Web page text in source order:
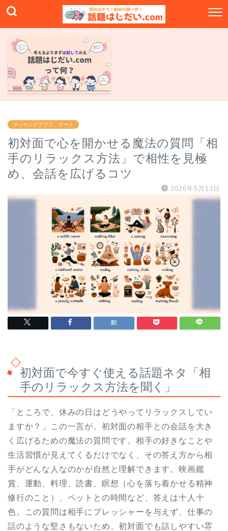
マッチングアプリ、デート
初対面で心を開かせる魔法の質問「相
手のリラックス方法」で相性を見極
め、会話を広げるコツ
2026年5月13日
初対面で今すぐ使える話題ネタ「相
手のリラックス方法を聞く」
「ところで、休みの日はどうやってリラックスしてい
ますか？」この一言が、初対面の相手との会話を大き
く広げるための魔法の質問です。相手の好きなことや
生活習慣が見えてくるだけでなく、その答え方から相
手がどんな人なのかが自然と理解できます。映画鑑
賞、運動、料理、読書、瞑想（心を落ち着かせる精神
修行のこと）、ペットとの時間など、答えは十人十
色。この質問は相手にプレッシャーを与えず、仕事の
話のような堅さもないため、初対面でも話しやすい雰